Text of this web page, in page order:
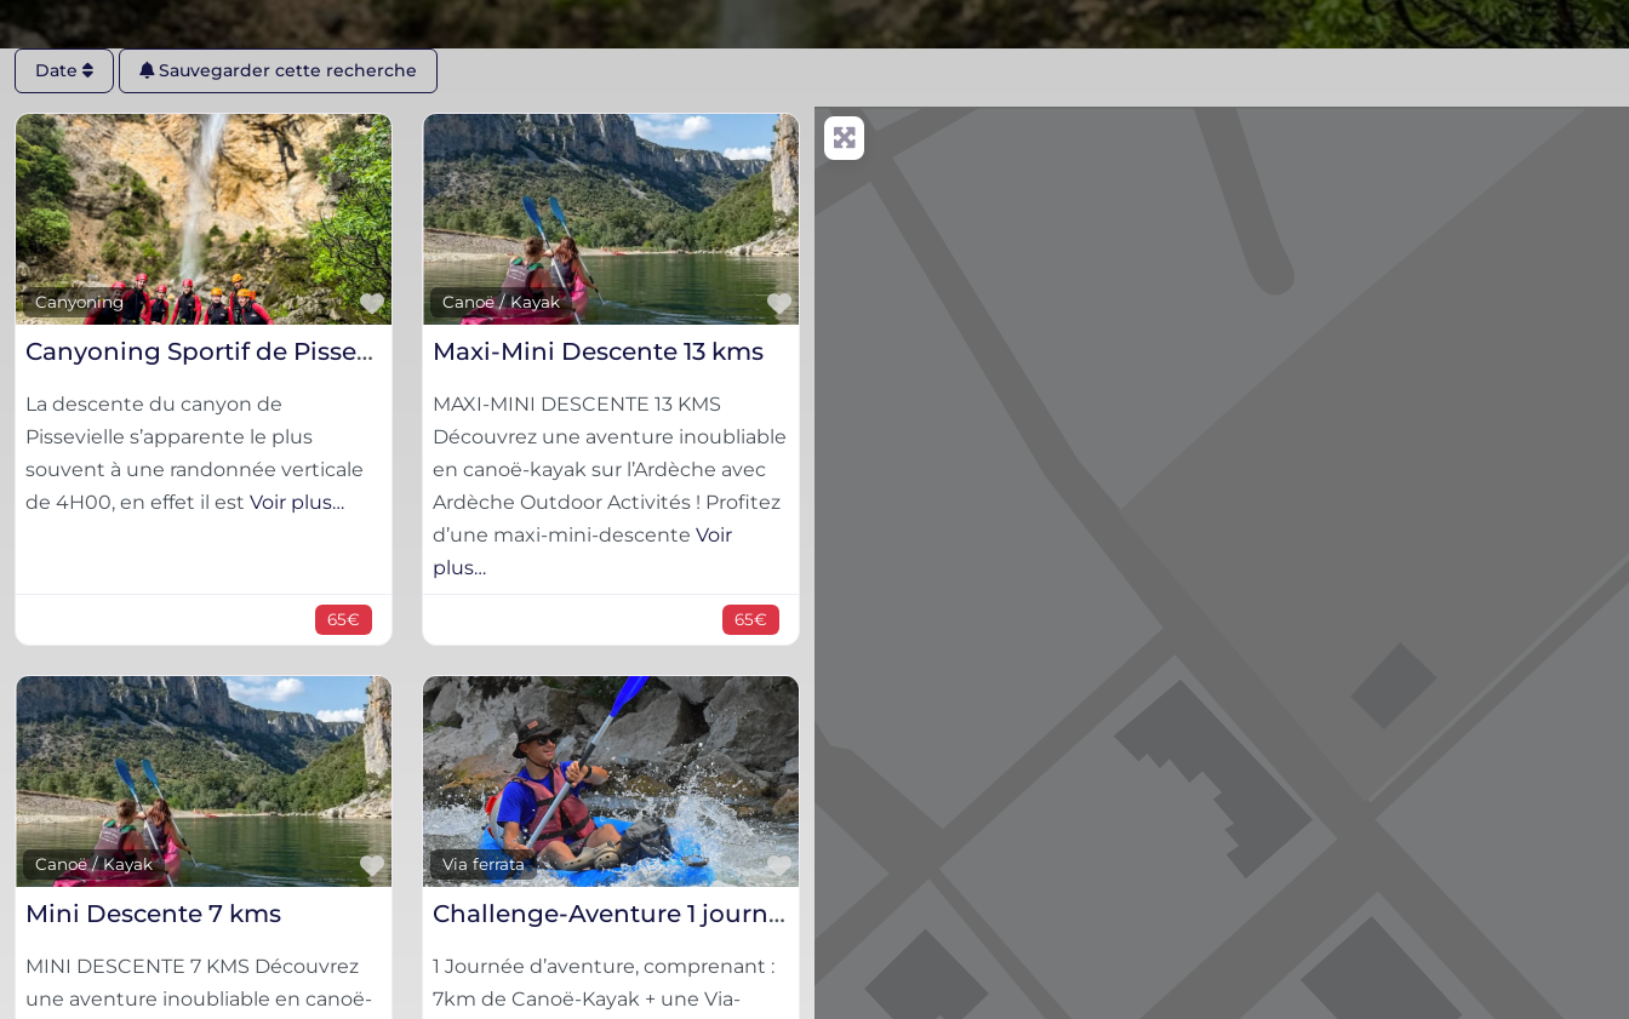
Date Sauvegarder cette recherche
Canyoning
Favorite
Canyoning Sportif de Pissevielle
La descente du canyon de
Pissevielle s’apparente le plus
souvent à une randonnée verticale
de 4H00, en effet il est Voir plus…
65€
Canoë / Kayak
Favorite
Maxi-Mini Descente 13 kms
MAXI-MINI DESCENTE 13 KMS
Découvrez une aventure inoubliable
en canoë-kayak sur l’Ardèche avec
Ardèche Outdoor Activités ! Profitez
d’une maxi-mini-descente Voir
plus…
65€
Canoë / Kayak
Favorite
Mini Descente 7 kms
MINI DESCENTE 7 KMS Découvrez
une aventure inoubliable en canoë-
Via ferrata
Favorite
Challenge-Aventure 1 journée
1 Journée d’aventure, comprenant :
7km de Canoë-Kayak + une Via-